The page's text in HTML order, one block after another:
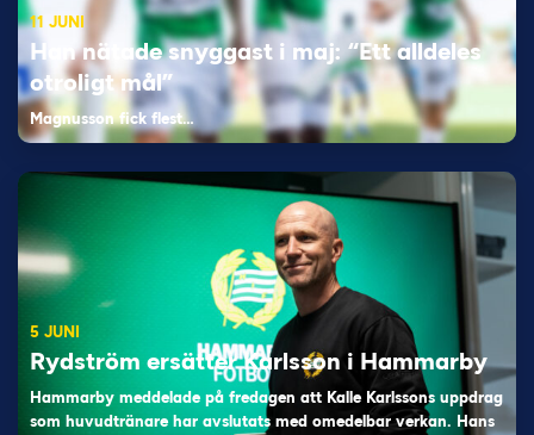
11 JUNI
Han nätade snyggast i maj: “Ett alldeles
otroligt mål”
Magnusson fick flest…
5 JUNI
Rydström ersätter Karlsson i Hammarby
Hammarby meddelade på fredagen att Kalle Karlssons uppdrag
som huvudtränare har avslutats med omedelbar verkan. Hans